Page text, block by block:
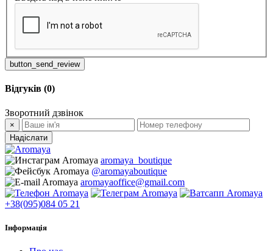
button_send_review
Відгуків (0)
Зворотний дзвінок
×
Надіслати
aromaya_boutique
@aromayaboutique
aromayaoffice@gmail.com
+38(095)084 05 21
Інформація